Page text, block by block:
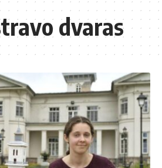
dvaras